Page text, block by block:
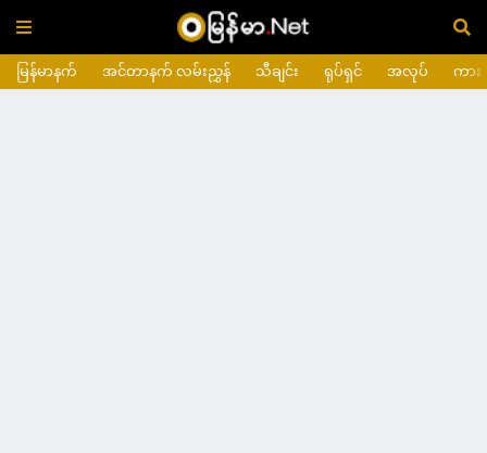
မြန်မာနက် အင်တာနက် လမ်းညွှန် သီချင်း ရုပ်ရှင် အလုပ် ကား